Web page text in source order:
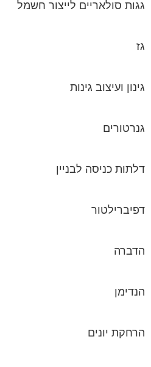
גגות סולאריים לייצור חשמל
גז
גינון ועיצוב גינות
גנרטורים
דלתות כניסה לבניין
דפיברילטור
הדברה
הנדימן
הרחקת יונים